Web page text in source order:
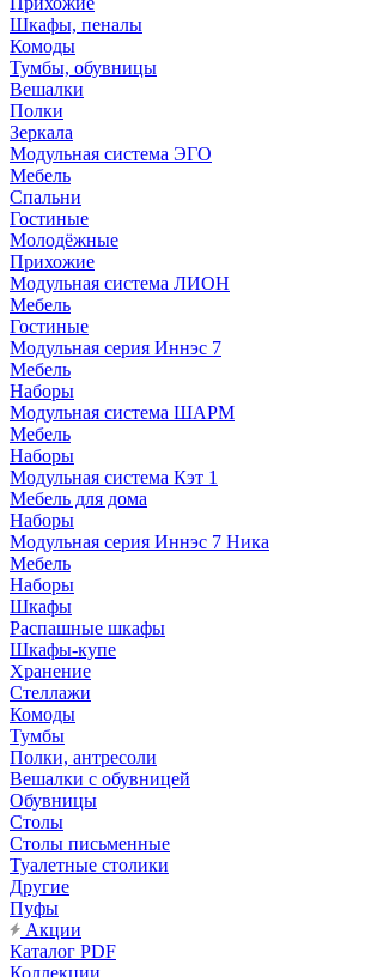
Шкафы, пеналы
Комоды
Тумбы, обувницы
Вешалки
Полки
Зеркала
Модульная система ЭГО
Мебель
Спальни
Гостиные
Молодёжные
Прихожие
Модульная система ЛИОН
Мебель
Гостиные
Модульная серия Иннэс 7
Мебель
Наборы
Модульная система ШАРМ
Мебель
Наборы
Модульная система Кэт 1
Мебель для дома
Наборы
Модульная серия Иннэс 7 Ника
Мебель
Наборы
Шкафы
Распашные шкафы
Шкафы-купе
Хранение
Стеллажи
Комоды
Тумбы
Полки, антресоли
Вешалки с обувницей
Обувницы
Столы
Столы письменные
Туалетные столики
Другие
Пуфы
Акции
Каталог PDF
Коллекции